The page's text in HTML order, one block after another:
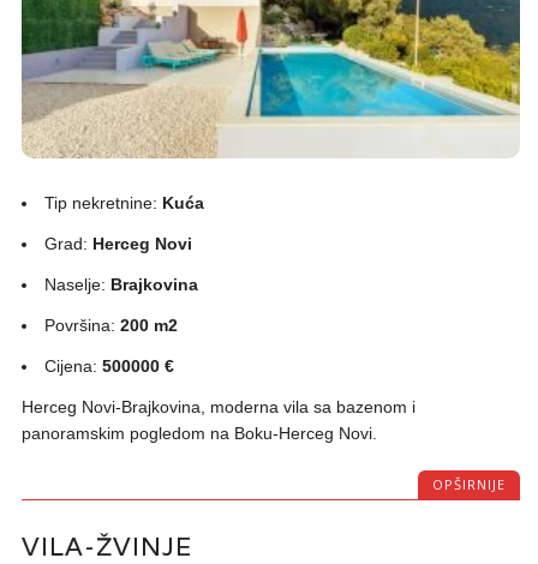
Tip nekretnine: Kuća
Grad: Herceg Novi
Naselje: Brajkovina
Površina:200 m2
Cijena:500000 €
Herceg Novi-Brajkovina, moderna vila sa bazenom i
panoramskim pogledom na Boku-Herceg Novi.
OPŠIRNIJE
VILA-ŽVINJE